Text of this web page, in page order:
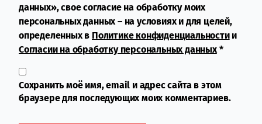
данных», свое согласие на обработку моих
персональных данных – на условиях и для целей,
определенных в Политике конфиденциальностии
Согласии на обработку персональных данных*
Сохранить моё имя, email и адрес сайта в этом
браузере для последующих моих комментариев.